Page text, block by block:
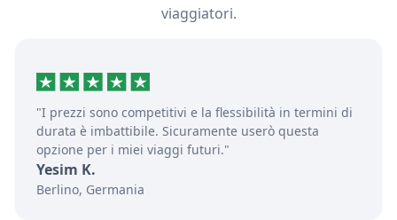
viaggiatori.
"I prezzi sono competitivi e la flessibilità in termini di
durata è imbattibile. Sicuramente userò questa
opzione per i miei viaggi futuri."
Yesim K.
Berlino, Germania